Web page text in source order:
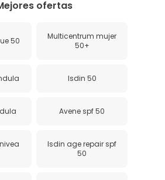
ofertas
50
Multicentrum mujer
50+
Isdin 50
Avene spf 50
Isdin age repair spf
50